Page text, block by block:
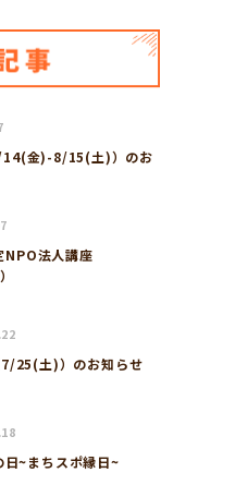
14(金)-8/15(土)）のお
NPO法人講座
25(土)）のお知らせ
~まちスポ縁日~